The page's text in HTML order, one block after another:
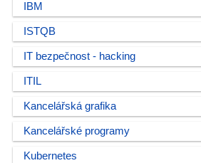
IBM
ISTQB
IT bezpečnost - hacking
ITIL
Kancelářská grafika
Kancelářské programy
Kubernetes